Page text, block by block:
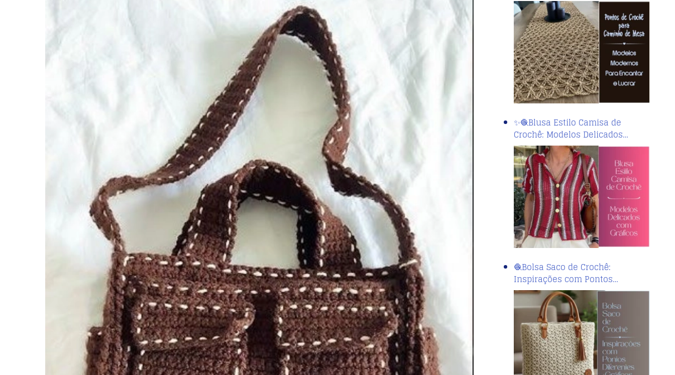
✨🧶Blusa Estilo Camisa de
Crochê: Modelos Delicados…
🧶Bolsa Saco de Crochê:
Inspirações com Pontos…